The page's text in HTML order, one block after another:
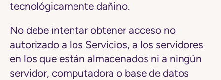
tecnológicamente dañino.
No debe intentar obtener acceso no
autorizado a los Servicios, a los servidores
en los que están almacenados ni a ningún
servidor, computadora o base de datos